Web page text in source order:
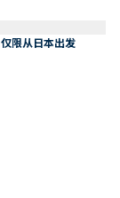
限从日本出发